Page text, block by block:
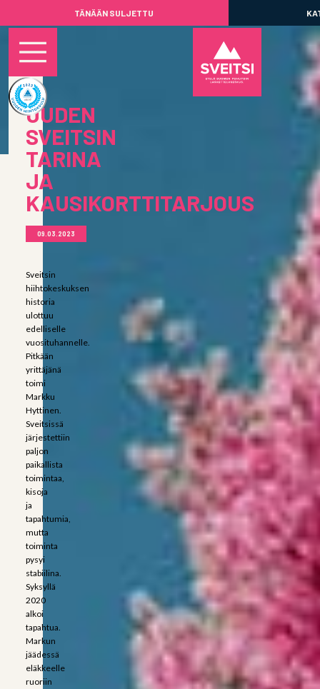
TÄNÄÄN SULJETTU
UUDEN
SVEITSIN
TARINA
JA
KAUSIKORTTITARJOUS
09.03.2023
Sveitsin
hiihtokeskuksen
historia
ulottuu
edelliselle
vuosituhannelle.
Pitkään
yrittäjänä
toimi
Markku
Hyttinen.
Sveitsissä
järjestettiin
paljon
paikallista
toimintaa,
kisoja
ja
tapahtumia,
mutta
toiminta
pysyi
stabiilina.
Syksyllä
2020
alkoi
tapahtua.
Markun
jäädessä
eläkkeelle
ruoriin